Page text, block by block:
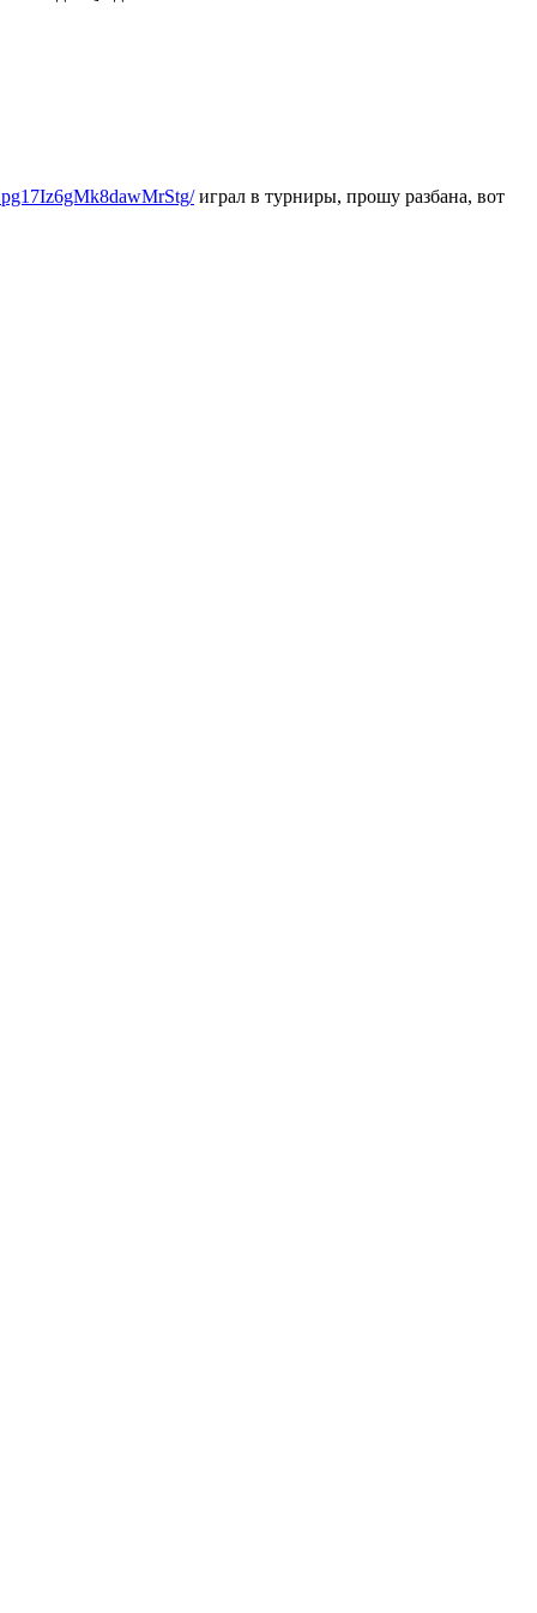
играл в турниры, прошу разбана, вот